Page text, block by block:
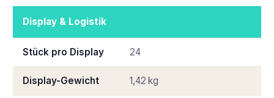
Display & Logistik
Stück pro Display 24
Display-Gewicht 1,42 kg